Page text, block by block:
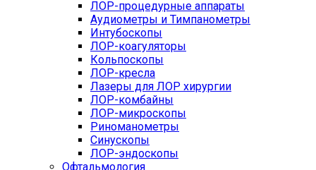
ЛОР-процедурные аппараты
Аудиометры и Тимпанометры
Интубоскопы
ЛОР-коагуляторы
Кольпоскопы
ЛОР-кресла
Лазеры для ЛОР хирургии
ЛОР-комбайны
ЛОР-микроскопы
Риноманометры
Синускопы
ЛОР-эндоскопы
Офтальмология